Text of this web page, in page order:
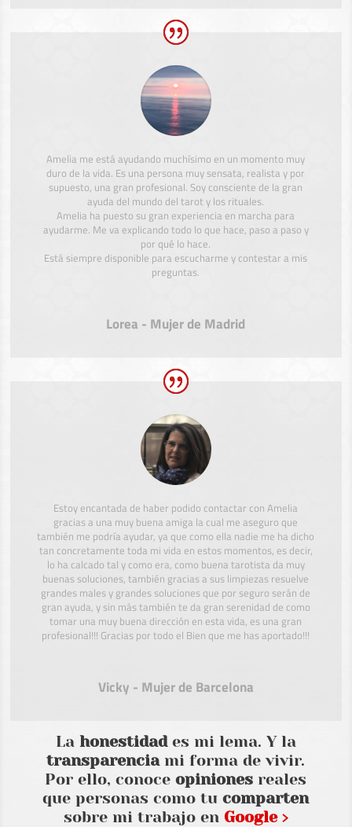
Amelia me está ayudando muchísimo en un momento muy
duro de la vida. Es una persona muy sensata, realista y por
supuesto, una gran profesional. Soy consciente de la gran
ayuda del mundo del tarot y los rituales.
Amelia ha puesto su gran experiencia en marcha para
ayudarme. Me va explicando todo lo que hace, paso a paso y
por qué lo hace.
Está siempre disponible para escucharme y contestar a mis
preguntas.
Lorea - Mujer de Madrid
Estoy encantada de haber podido contactar con Amelia
gracias a una muy buena amiga la cual me aseguro que
también me podría ayudar, ya que como ella nadie me ha dicho
tan concretamente toda mi vida en estos momentos, es decir,
lo ha calcado tal y como era, como buena tarotista da muy
buenas soluciones, también gracias a sus limpiezas resuelve
grandes males y grandes soluciones que por seguro serán de
gran ayuda, y sin más también te da gran serenidad de como
tomar una muy buena dirección en esta vida, es una gran
profesional!!! Gracias por todo el Bien que me has aportado!!!
Vicky - Mujer de Barcelona
La honestidades mi lema. Y la
transparenciami forma de vivir.
Por ello, conoceopiniones reales
que personas como tucomparten
sobre mi trabajo en Google ›